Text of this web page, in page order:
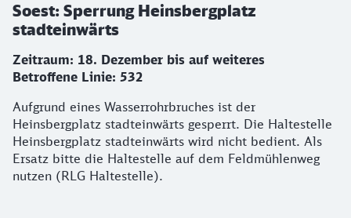
Soest: Sperrung Heinsbergplatz
stadteinwärts
Zeitraum: 18. Dezember bis auf weiteres
Betroffene Linie: 532
Aufgrund eines Wasserrohrbruches ist der
Heinsbergplatz stadteinwärts gesperrt. Die Haltestelle
Heinsbergplatz stadteinwärts wird nicht bedient. Als
Ersatz bitte die Haltestelle auf dem Feldmühlenweg
nutzen (RLG Haltestelle).